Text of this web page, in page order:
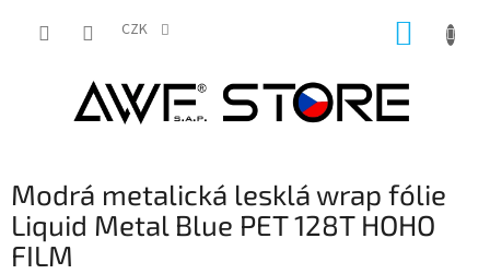
CZK
Modrá metalická lesklá wrap fólie
Liquid Metal Blue PET 128T HOHO
FILM